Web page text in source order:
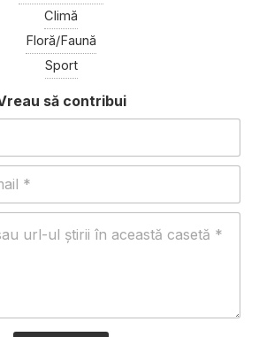
Climă
Floră/Faună
Sport